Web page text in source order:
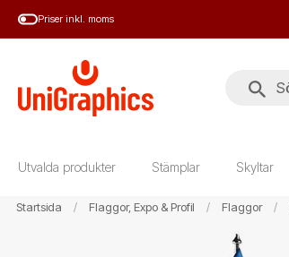
HoppaPriser inkl. moms
Utvalda produkter Stämplar Skyltar
Startsida Flaggor, Expo & Profil Flaggor